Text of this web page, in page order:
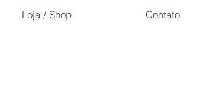
Loja / Shop Contato